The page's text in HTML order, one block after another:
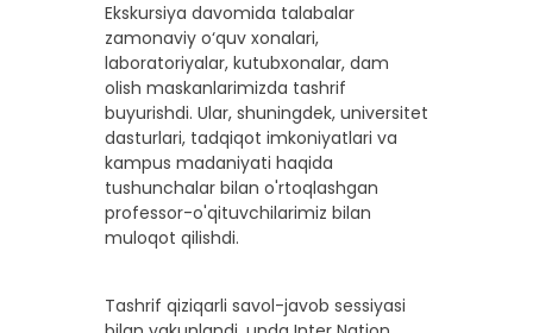
Ekskursiya davomida talabalar
zamonaviy o‘quv xonalari,
laboratoriyalar, kutubxonalar, dam
olish maskanlarimizda tashrif
buyurishdi. Ular, shuningdek, universitet
dasturlari, tadqiqot imkoniyatlari va
kampus madaniyati haqida
tushunchalar bilan o'rtoqlashgan
professor-o'qituvchilarimiz bilan
muloqot qilishdi.
Tashrif qiziqarli savol-javob sessiyasi